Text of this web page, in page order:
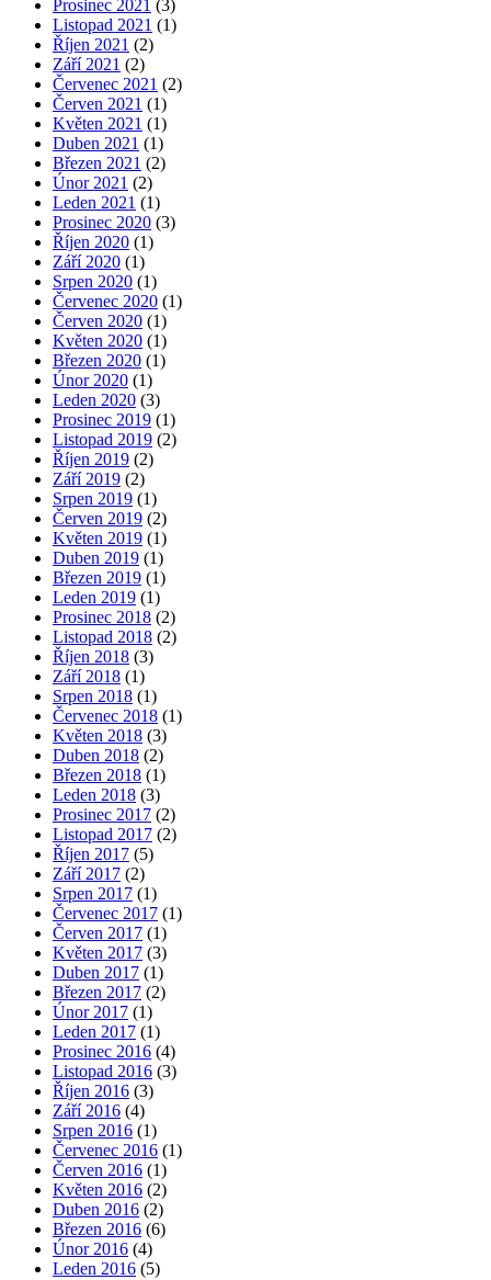
Prosinec 2021 (3)
Listopad 2021 (1)
Říjen 2021 (2)
Září 2021 (2)
Červenec 2021 (2)
Červen 2021 (1)
Květen 2021 (1)
Duben 2021 (1)
Březen 2021 (2)
Únor 2021 (2)
Leden 2021 (1)
Prosinec 2020 (3)
Říjen 2020 (1)
Září 2020 (1)
Srpen 2020 (1)
Červenec 2020 (1)
Červen 2020 (1)
Květen 2020 (1)
Březen 2020 (1)
Únor 2020 (1)
Leden 2020 (3)
Prosinec 2019 (1)
Listopad 2019 (2)
Říjen 2019 (2)
Září 2019 (2)
Srpen 2019 (1)
Červen 2019 (2)
Květen 2019 (1)
Duben 2019 (1)
Březen 2019 (1)
Leden 2019 (1)
Prosinec 2018 (2)
Listopad 2018 (2)
Říjen 2018 (3)
Září 2018 (1)
Srpen 2018 (1)
Červenec 2018 (1)
Květen 2018 (3)
Duben 2018 (2)
Březen 2018 (1)
Leden 2018 (3)
Prosinec 2017 (2)
Listopad 2017 (2)
Říjen 2017 (5)
Září 2017 (2)
Srpen 2017 (1)
Červenec 2017 (1)
Červen 2017 (1)
Květen 2017 (3)
Duben 2017 (1)
Březen 2017 (2)
Únor 2017 (1)
Leden 2017 (1)
Prosinec 2016 (4)
Listopad 2016 (3)
Říjen 2016 (3)
Září 2016 (4)
Srpen 2016 (1)
Červenec 2016 (1)
Červen 2016 (1)
Květen 2016 (2)
Duben 2016 (2)
Březen 2016 (6)
Únor 2016 (4)
Leden 2016 (5)